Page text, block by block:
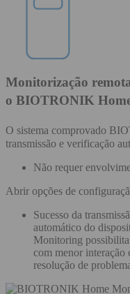
Monitorização
o BIOTRONIK
O sistema comprovado
transmissão e verificação
Não requer
Abrir opções de
Sucesso da
automático do
Monitoring
com menor interação
resolução de